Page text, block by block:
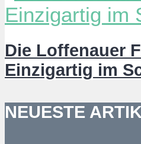
Die Loffenauer
Einzigartig im
NEUESTE